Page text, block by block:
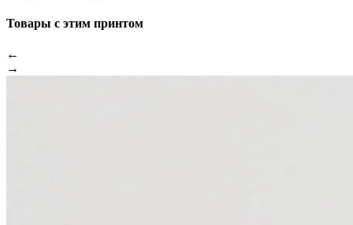
Товары с этим принтом
←
→